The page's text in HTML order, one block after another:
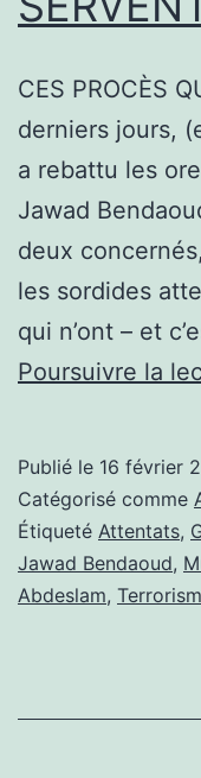
CES PROCÈS
derniers jours,
a rebattu les
Jawad
deux
les sordides
qui n’ont – et
Poursuivre la
Publié le 16 février
Catégorisé comme
Étiqueté Attentats,
Jawad Bendaoud,
Abdeslam,